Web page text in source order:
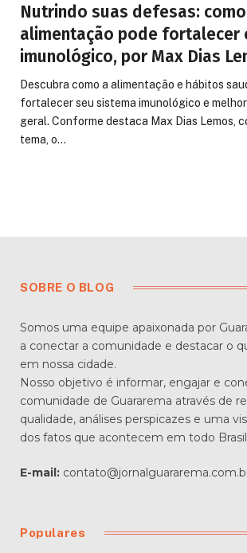
Nutrindo suas defesas:
alimentação pode fortalecer
imunológico, por Max Dias
Descubra como a alimentação e hábitos
fortalecer seu sistema imunológico e
geral. Conforme destaca Max Dias Lemos,
tema, o…
SOBRE O BLOG
Somos uma equipe apaixonada por
a conectar a comunidade e destacar o
em nossa cidade.
Nosso objetivo é informar, engajar e
comunidade de Guararema através de
qualidade, análises perspicazes e uma
dos fatos que acontecem em todo
E-mail:
Populares